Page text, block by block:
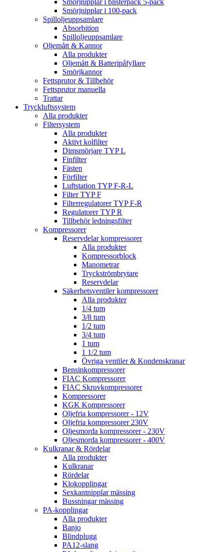
Smörjnipplar i blisterpack 5-pack
Smörjnipplar i 100-pack
Spilloljeuppsamlare
Absorbition
Spilloljeuppsamlare
Oljemått & Kannor
Alla produkter
Oljemått & Batteripåfyllare
Smörjkannor
Fettsprutor & Tillbehör
Fettsprutor manuella
Trattar
Tryckluftssystem
Alla produkter
Filtersystem
Alla produkter
Aktivt kolfilter
Dimsmörjare TYP L
Finfilter
Fästen
Förfilter
Luftstation TYP F-R-L
Filter TYP F
Filterregulatorer TYP F-R
Regulatorer TYP R
Tillbehör ledningsfilter
Kompressorer
Reservdelar kompressorer
Alla produkter
Kompressorblock
Manometrar
Tryckströmbrytare
Reservdelar
Säkerhetsventiler kompressorer
Alla produkter
1/4 tum
3/8 tum
1/2 tum
3/4 tum
1 tum
1 1/2 tum
Övriga ventiler & Kondenskranar
Bensinkompressorer
FIAC Kompressorer
FIAC Skruvkompressorer
Kompressorer
KGK Kompressorer
Oljefria kompressorer - 12V
Oljefria kompressorer 230V
Oljesmorda kompressorer - 230V
Oljesmorda kompressorer - 400V
Kulkranar & Rördelar
Alla produkter
Kulkranar
Rördelar
Klokopplingar
Sexkantnipplar mässing
Bussningar mässing
PA-kopplingar
Alla produkter
Banjo
Blindplugg
PA12-slang